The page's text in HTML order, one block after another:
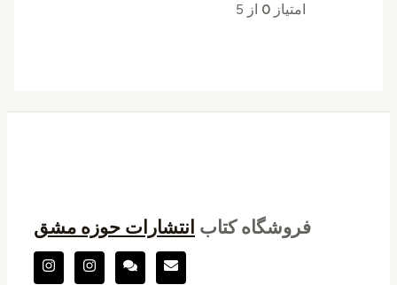
امتیاز 0 از 5
فروشگاه کتاب انتشارات حوزه مشق